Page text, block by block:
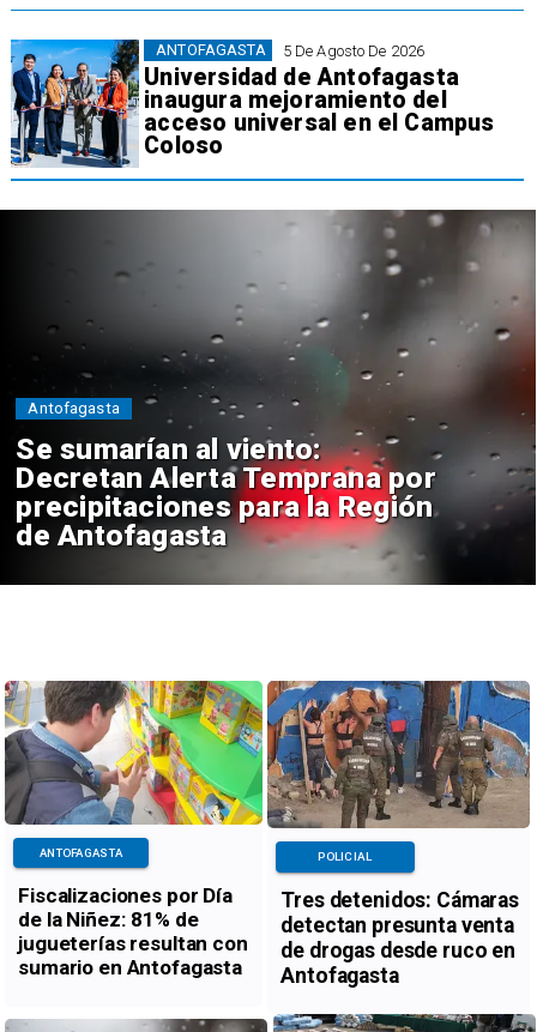
5 De Agosto De 2026
Universidad de Antofagasta
inaugura mejoramiento del
acceso universal en el Campus
Coloso
ANTOFAGASTA
Se sumarían al viento:
Decretan Alerta Temprana por
precipitaciones para la Región
de Antofagasta
Antofagasta
Fiscalizaciones por Día
de la Niñez: 81% de
jugueterías resultan con
sumario en Antofagasta
ANTOFAGASTA
Tres detenidos: Cámaras
detectan presunta venta
de drogas desde ruco en
Antofagasta
POLICIAL